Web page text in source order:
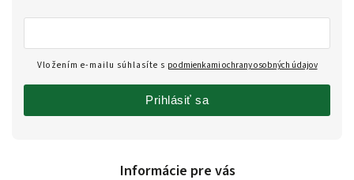
Informácie pre vás
Vložením e-mailu súhlasíte s podmienkami ochrany osobných údajov
Prihlásiť sa